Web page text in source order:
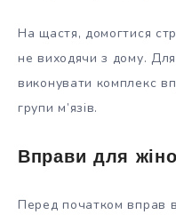
На щастя, домогтися
не виходячи з дому.
виконувати комплекс
групи м’язів.
Вправи для
Перед початком вправ